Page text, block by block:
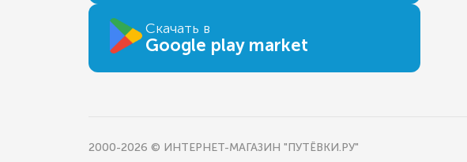
Скачать в
Google play market
2000-2026 © ИНТЕРНЕТ-МАГАЗИН "ПУТЁВКИ.РУ"